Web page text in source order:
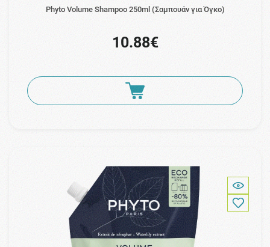
Phyto Volume Shampoo 250ml (Σαμπουάν για Όγκο)
10.88€